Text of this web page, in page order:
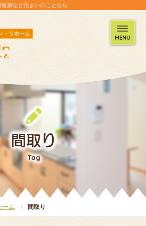
改築など住まいのことなら
MENU
間取り
Tag
ーム 間取り